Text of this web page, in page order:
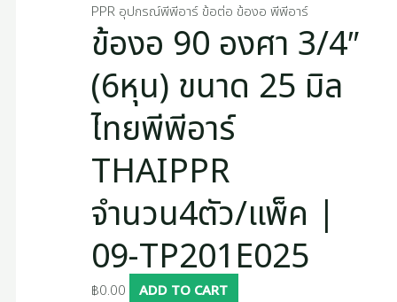
PPR อุปกรณ์พีพีอาร์ ข้อต่อ ข้องอ พีพีอาร์
ข้องอ 90 องศา 3/4″
(6หุน) ขนาด 25 มิล
ไทยพีพีอาร์
THAIPPR
จำนวน4ตัว/แพ็ค |
09-TP201E025
฿0.00 ADD TO CART